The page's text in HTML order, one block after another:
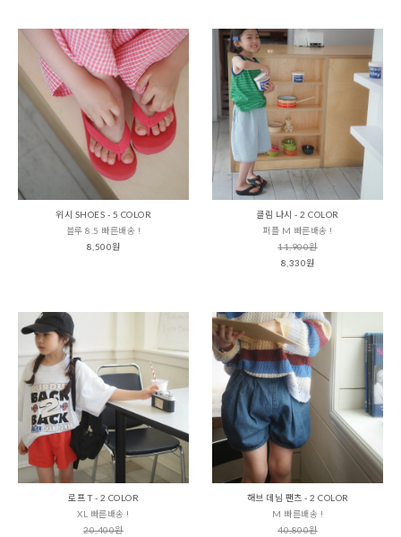
위시 SHOES - 5 COLOR
블루 8.5 빠른배송 !
8,500원
클림 나시 - 2 COLOR
퍼플 M 빠른배송 !
11,900원
8,330원
로프 T - 2 COLOR
XL 빠른배송 !
20,400원
해브 데님 팬츠 - 2 COLOR
M 빠른배송 !
40,800원